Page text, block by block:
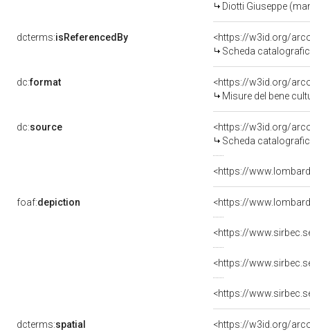
Diotti Giuseppe
dcterms:isReferencedBy
<https://w3id.org/
Scheda
dc:format
<https://w3id.org/
Misure del bene
dc:source
<https://w3id.org/
Scheda
<https://
foaf:depiction
dcterms:spatial
<https://w3id.org/